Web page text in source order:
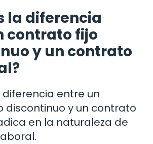
la diferencia
contrato fijo
y un contrato
diferencia entre un
discontinuo y un contrato
en la naturaleza de